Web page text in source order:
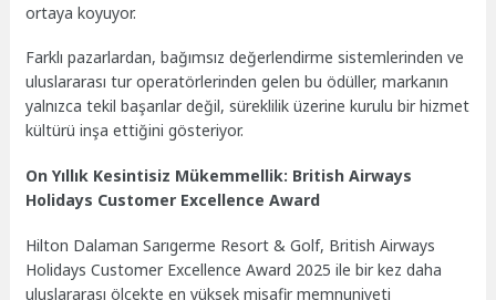
ortaya koyuyor.
Farklı pazarlardan, bağımsız değerlendirme sistemlerinden ve
uluslararası tur operatörlerinden gelen bu ödüller, markanın
yalnızca tekil başarılar değil, süreklilik üzerine kurulu bir hizmet
kültürü inşa ettiğini gösteriyor.
On Yıllık Kesintisiz Mükemmellik: British Airways
Holidays Customer Excellence Award
Hilton Dalaman Sarıgerme Resort & Golf, British Airways
Holidays Customer Excellence Award 2025 ile bir kez daha
uluslararası ölçekte en yüksek misafir memnuniyeti